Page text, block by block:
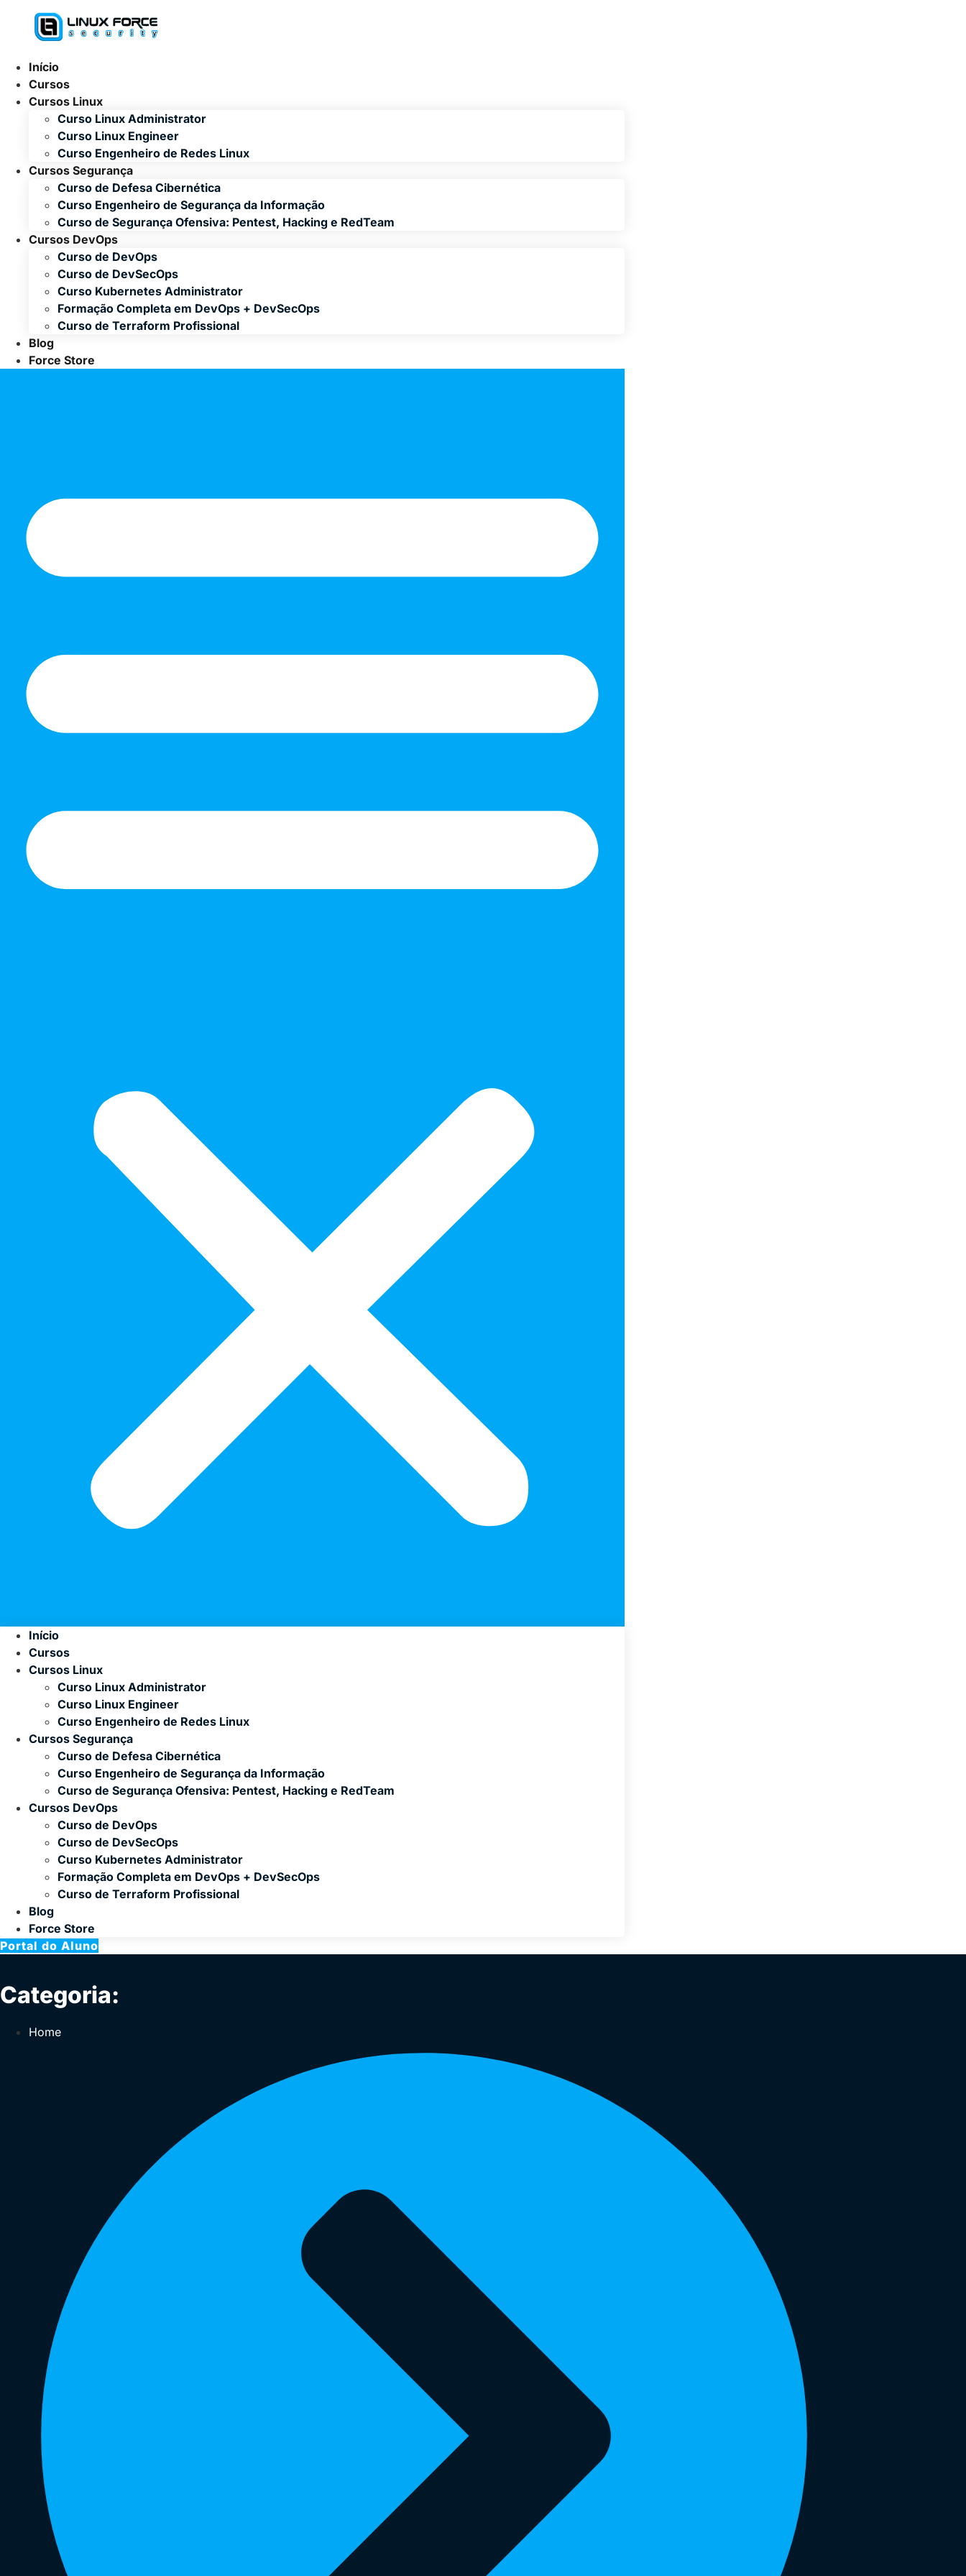
conteúdo
Início
Cursos
Cursos Linux
Curso Linux Administrator
Curso Linux Engineer
Curso Engenheiro de Redes Linux
Cursos Segurança
Curso de Defesa Cibernética
Curso Engenheiro de Segurança da Informação
Curso de Segurança Ofensiva: Pentest, Hacking e RedTeam
Cursos DevOps
Curso de DevOps
Curso de DevSecOps
Curso Kubernetes Administrator
Formação Completa em DevOps + DevSecOps
Curso de Terraform Profissional
Blog
Force Store
Início
Cursos
Cursos Linux
Curso Linux Administrator
Curso Linux Engineer
Curso Engenheiro de Redes Linux
Cursos Segurança
Curso de Defesa Cibernética
Curso Engenheiro de Segurança da Informação
Curso de Segurança Ofensiva: Pentest, Hacking e RedTeam
Cursos DevOps
Curso de DevOps
Curso de DevSecOps
Curso Kubernetes Administrator
Formação Completa em DevOps + DevSecOps
Curso de Terraform Profissional
Blog
Force Store
Portal do Aluno
Categoria:
Home